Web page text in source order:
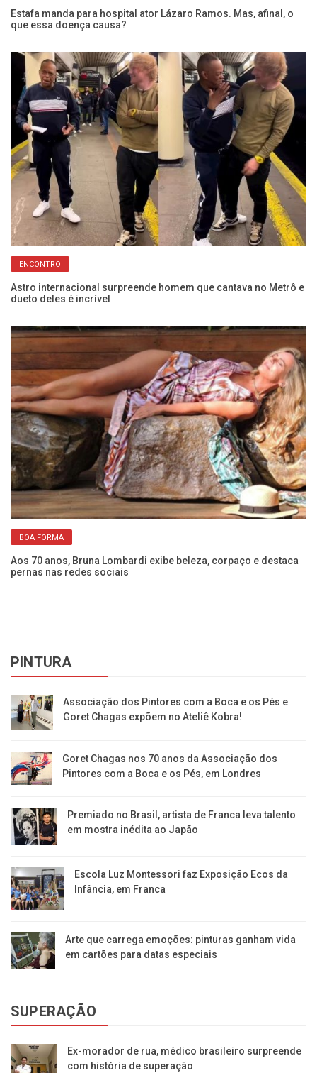
Estafa manda para hospital ator Lázaro Ramos. Mas, afinal, o
que essa doença causa?
ENCONTRO
Astro internacional surpreende homem que cantava no Metrô e
dueto deles é incrível
BOA FORMA
Aos 70 anos, Bruna Lombardi exibe beleza, corpaço e destaca
pernas nas redes sociais
PINTURA
Associação dos Pintores com a Boca e os Pés e
Goret Chagas expõem no Ateliê Kobra!
Goret Chagas nos 70 anos da Associação dos
Pintores com a Boca e os Pés, em Londres
Premiado no Brasil, artista de Franca leva talento
em mostra inédita ao Japão
Escola Luz Montessori faz Exposição Ecos da
Infância, em Franca
Arte que carrega emoções: pinturas ganham vida
em cartões para datas especiais
SUPERAÇÃO
Ex-morador de rua, médico brasileiro surpreende
com história de superação